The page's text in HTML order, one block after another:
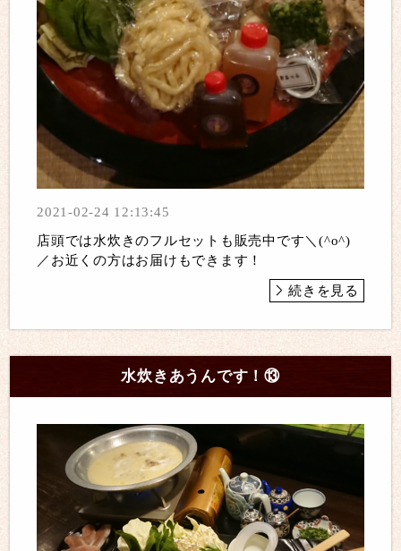
2021-02-24 12:13:45
店頭では水炊きのフルセットも販売中です＼(^o^)
／お近くの方はお届けもできます！
続きを見る
水炊きあうんです！⑬